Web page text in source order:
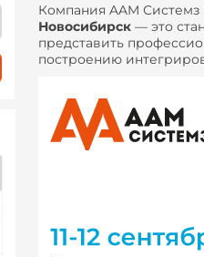
Компания AAM Системз
Новосибирск — это
представить
построению